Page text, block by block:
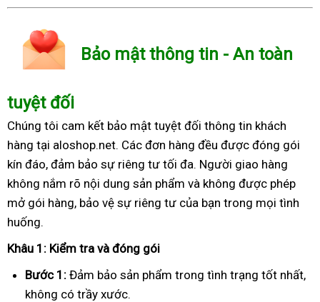
Bảo mật thông tin - An toàn
tuyệt đối
Chúng tôi cam kết bảo mật tuyệt đối thông tin khách
hàng tại aloshop.net. Các đơn hàng đều được đóng gói
kín đáo, đảm bảo sự riêng tư tối đa. Người giao hàng
không nắm rõ nội dung sản phẩm và không được phép
mở gói hàng, bảo vệ sự riêng tư của bạn trong mọi tình
huống.
Khâu 1: Kiểm tra và đóng gói
Bước 1: Đảm bảo sản phẩm trong tình trạng tốt nhất,
không có trầy xước.